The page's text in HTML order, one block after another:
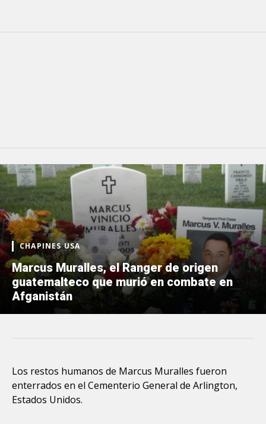
CHAPINES USA
Marcus Muralles, el Ranger de origen
guatemalteco que murió en combate en
Afganistán
Los restos humanos de Marcus Muralles fueron
enterrados en el Cementerio General de Arlington,
Estados Unidos.